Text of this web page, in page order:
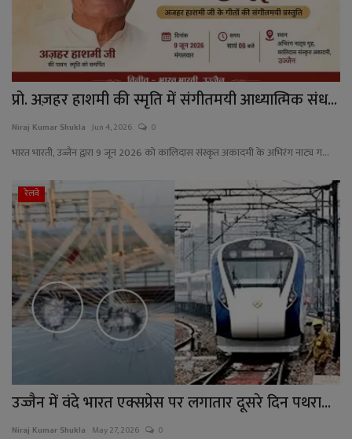
प्रो. अज़हर हाशमी की स्मृति में संगीतमयी आध्यात्मिक संध...
Niraj Kumar Shukla Jun 4, 2026 0
भारत भारती, उज्जैन द्वारा 9 जून 2026 को कालिदास संस्कृत अकादमी के अभिरंग नाट्य ग...
रेलवे
उज्जैन में वंदे भारत एक्सप्रेस पर लगातार दूसरे दिन पथरा...
Niraj Kumar Shukla May 27, 2026 0